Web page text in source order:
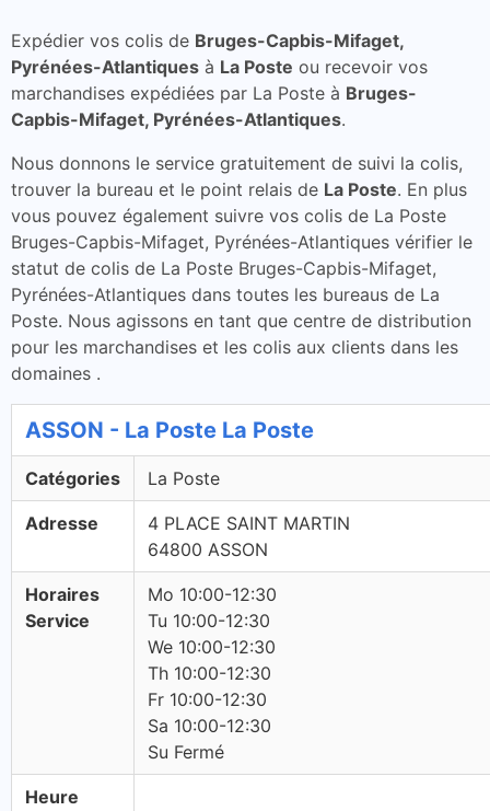
Expédier vos colis de Bruges-Capbis-Mifaget,
Pyrénées-Atlantiques à La Poste ou recevoir vos
marchandises expédiées par La Poste à Bruges-
Capbis-Mifaget, Pyrénées-Atlantiques.
Nous donnons le service gratuitement de suivi la colis,
trouver la bureau et le point relais de La Poste. En plus
vous pouvez également suivre vos colis de La Poste
Bruges-Capbis-Mifaget, Pyrénées-Atlantiques vérifier le
statut de colis de La Poste Bruges-Capbis-Mifaget,
Pyrénées-Atlantiques dans toutes les bureaus de La
Poste. Nous agissons en tant que centre de distribution
pour les marchandises et les colis aux clients dans les
domaines .
ASSON - La Poste La Poste
Catégories La Poste
Adresse
4 PLACE SAINT MARTIN
64800 ASSON
Horaires
Service
Mo 10:00-12:30
Tu 10:00-12:30
We 10:00-12:30
Th 10:00-12:30
Fr 10:00-12:30
Sa 10:00-12:30
Su Fermé
Heure